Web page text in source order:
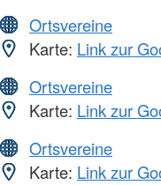
Ortsvereine
Karte: Link zur
Ortsvereine
Karte: Link zur
Ortsvereine
Karte: Link zur